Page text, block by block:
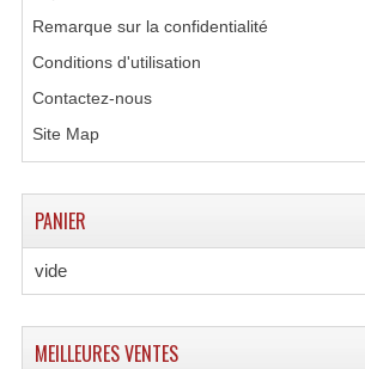
Grill Auto-Porté
Structure Echelle 290 Asd
Remarque sur la confidentialité
Conditions d'utilisation
Contactez-nous
Site Map
PANIER
vide
MEILLEURES VENTES